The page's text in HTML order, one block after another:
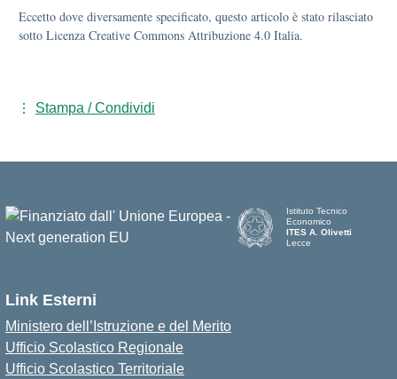
Eccetto dove diversamente specificato, questo articolo è stato rilasciato
sotto Licenza Creative Commons Attribuzione 4.0 Italia.
Stampa / Condividi
Istituto Tecnico
Economico
ITES A. Olivetti
Lecce
Link Esterni
Ministero dell’Istruzione e del Merito
Ufficio Scolastico Regionale
Ufficio Scolastico Territoriale